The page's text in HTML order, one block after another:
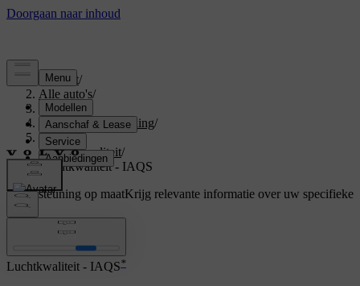
Support/
Alle auto's/
S80 2016
Gebruikershandleiding/
Klimaat/
Luchtkwaliteit/
Luchtkwaliteit - IAQS
Ondersteuning op maatKrijg relevante informatie over uw specifieke
auto.
Luchtkwaliteit - IAQS*